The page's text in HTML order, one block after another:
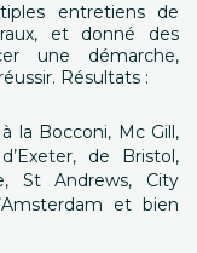
entretiens de
et donné des
une démarche,
Résultats :
la Bocconi, Mc Gill,
de Bristol,
St Andrews, City
et bien